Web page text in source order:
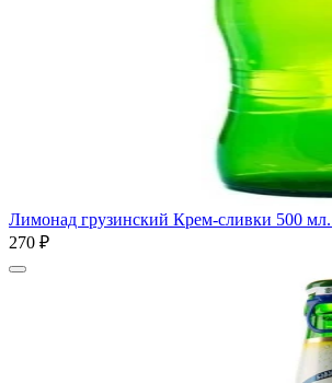
Лимонад грузинский Крем-сливки 500 мл.
270 ₽